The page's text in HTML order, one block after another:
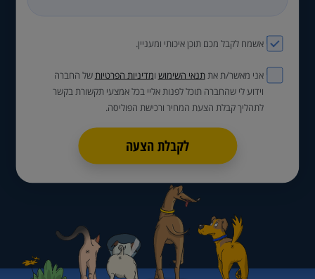
אשמח לקבל מכם תוכן איכותי ומעניין.
אני מאשר/ת אתתנאי השימוש ומדיניות הפרטיות של החברה
וידוע לי שהחברה תוכל לפנות אליי בכל אמצעי תקשורת בקשר
לתהליך קבלת הצעת המחיר ורכישת הפוליסה.
לקבלת הצעה